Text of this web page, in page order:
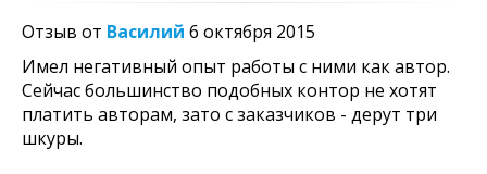
Отзыв от Василий 6 октября 2015
Имел негативный опыт работы с ними как автор.
Сейчас большинство подобных контор не хотят
платить авторам, зато с заказчиков - дерут три
шкуры.